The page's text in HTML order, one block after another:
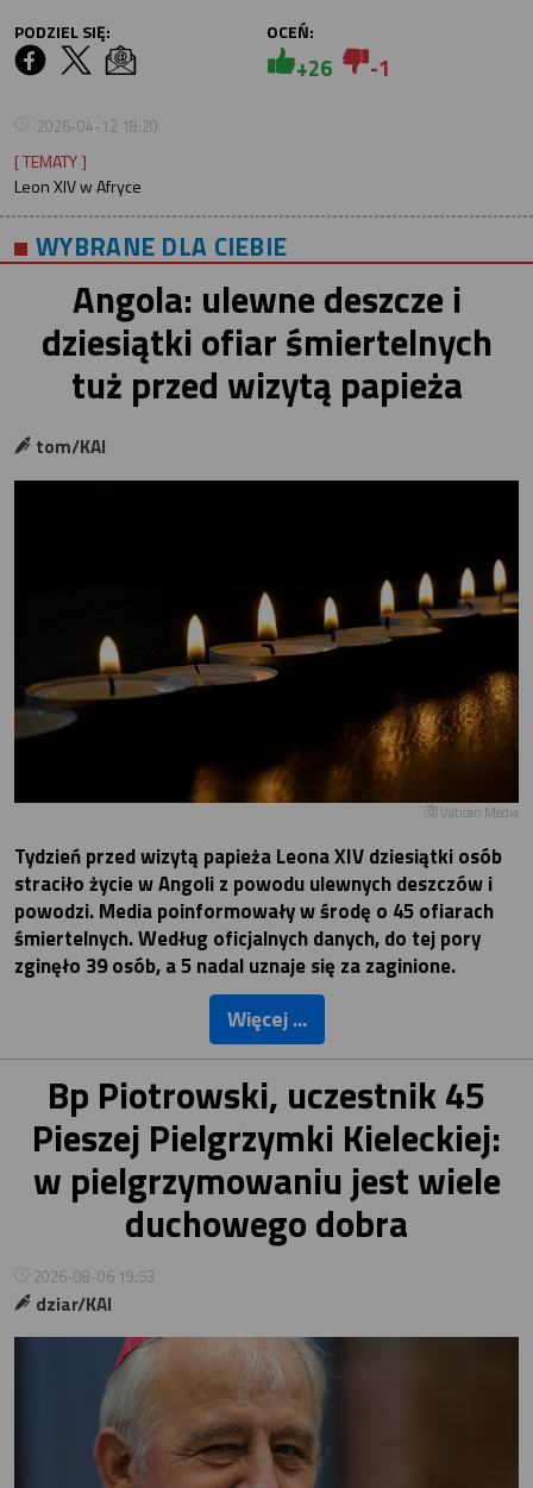
PODZIEL SIĘ: OCEŃ:
+26 -1
2026-04-12 18:20
[ TEMATY ]
Leon XIV w Afryce
WYBRANE DLA CIEBIE
Angola: ulewne deszcze i
dziesiątki ofiar śmiertelnych
tuż przed wizytą papieża
tom/KAI
Vatican Media
Tydzień przed wizytą papieża Leona XIV dziesiątki osób
straciło życie w Angoli z powodu ulewnych deszczów i
powodzi. Media poinformowały w środę o 45 ofiarach
śmiertelnych. Według oficjalnych danych, do tej pory
zginęło 39 osób, a 5 nadal uznaje się za zaginione.
Więcej ...
Bp Piotrowski, uczestnik 45
Pieszej Pielgrzymki Kieleckiej:
w pielgrzymowaniu jest wiele
duchowego dobra
2026-08-06 19:53
dziar/KAI